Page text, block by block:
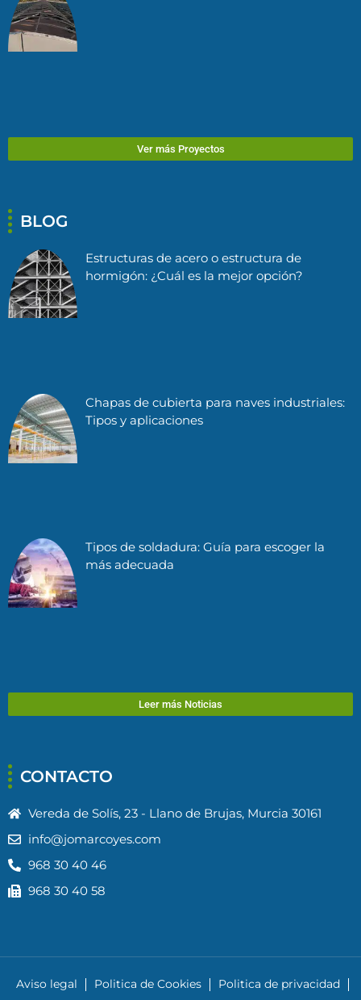
Ver más Proyectos
BLOG
Estructuras de acero o estructura de
hormigón: ¿Cuál es la mejor opción?
Chapas de cubierta para naves industriales:
Tipos y aplicaciones
Tipos de soldadura: Guía para escoger la
más adecuada
Leer más Noticias
CONTACTO
Vereda de Solís, 23 - Llano de Brujas, Murcia 30161
info@jomarcoyes.com
968 30 40 46
968 30 40 58
Aviso legal Politica de Cookies Politica de privacidad